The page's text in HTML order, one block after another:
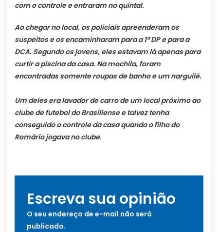
com o controle e entraram no quintal.
Ao chegar no local, os policiais apreenderam os
suspeitos e os encaminharam para a 1ª DP e para a
DCA. Segundo os jovens, eles estavam lá apenas para
curtir a piscina da casa. Na mochila, foram
encontradas somente roupas de banho e um narguilé.
Um deles era lavador de carro de um local próximo ao
clube de futebol do Brasiliense e talvez tenha
conseguido o controle da casa quando o filho do
Romário jogava no clube.
Escreva sua opinião
O seu endereço de e-mail não será
publicado.